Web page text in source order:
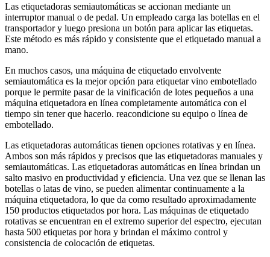
Las etiquetadoras semiautomáticas se accionan mediante un
interruptor manual o de pedal. Un empleado carga las botellas en el
transportador y luego presiona un botón para aplicar las etiquetas.
Este método es más rápido y consistente que el etiquetado manual a
mano.
En muchos casos, una máquina de etiquetado envolvente
semiautomática es la mejor opción para etiquetar vino embotellado
porque le permite pasar de la vinificación de lotes pequeños a una
máquina etiquetadora en línea completamente automática con el
tiempo sin tener que hacerlo. reacondicione su equipo o línea de
embotellado.
Las etiquetadoras automáticas tienen opciones rotativas y en línea.
Ambos son más rápidos y precisos que las etiquetadoras manuales y
semiautomáticas. Las etiquetadoras automáticas en línea brindan un
salto masivo en productividad y eficiencia. Una vez que se llenan las
botellas o latas de vino, se pueden alimentar continuamente a la
máquina etiquetadora, lo que da como resultado aproximadamente
150 productos etiquetados por hora. Las máquinas de etiquetado
rotativas se encuentran en el extremo superior del espectro, ejecutan
hasta 500 etiquetas por hora y brindan el máximo control y
consistencia de colocación de etiquetas.